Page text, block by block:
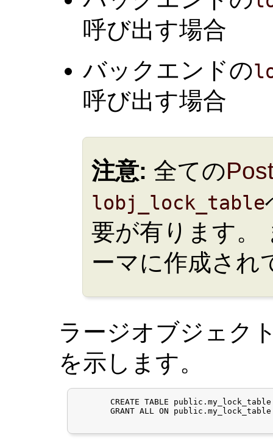
呼び出す場合
バックエンドの
呼び出す場合
注意: 全ての
lobj_lock_table
要が有ります。
ーマに作成され
ラージオブジェク
を示します。
CREATE TABLE
GRANT ALL ON